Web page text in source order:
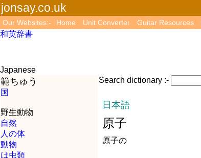
jonsay.co.uk
Our Websites:- Home Unit Converter Guitar Resources
和英辞書
Japanese
範ちゅう
国
野生動物
自然
人の体
動物
は虫類
Search dictionary :-
日本語
原子
原子の